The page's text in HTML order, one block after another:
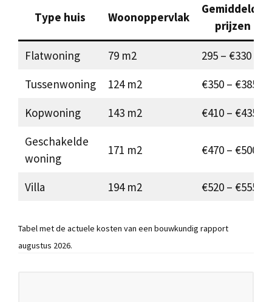
Type huis Woonoppervlak
Gemiddelde
prijzen
Flatwoning 79 m2
295 – €330
Tussenwoning
124 m2
€350 – €385
Kopwoning
143 m2
€410 – €435
Geschakelde
woning
171 m2 €470 – €500
Villa 194 m2 €520 – €555
Tabel met de actuele kosten van een bouwkundig rapport
augustus 2026.